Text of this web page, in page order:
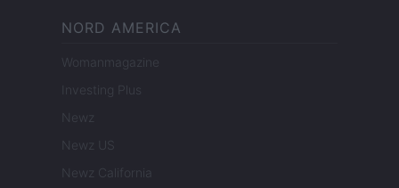
NORD AMERICA
Womanmagazine
Investing Plus
Newz
Newz US
Newz California